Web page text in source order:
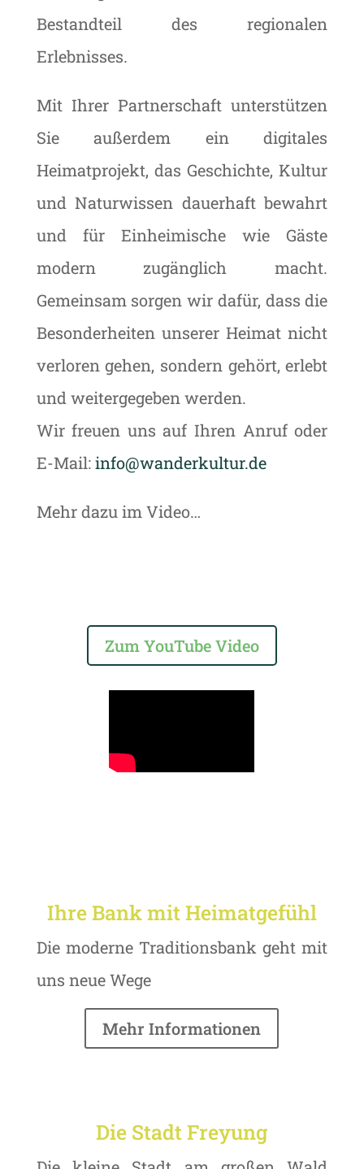
Bestandteil des regionalen
Erlebnisses.
Mit Ihrer Partnerschaft unterstützen
Sie außerdem ein digitales
Heimatprojekt, das Geschichte, Kultur
und Naturwissen dauerhaft bewahrt
und für Einheimische wie Gäste
modern zugänglich macht.
Gemeinsam sorgen wir dafür, dass die
Besonderheiten unserer Heimat nicht
verloren gehen, sondern gehört, erlebt
und weitergegeben werden.
Wir freuen uns auf Ihren Anruf oder
E-Mail:info@wanderkultur.de
Mehr dazu im Video…
Zum YouTube Video
Ihre Bank mit Heimatgefühl
Die moderne Traditionsbank geht mit
uns neue Wege
Mehr Informationen
Die Stadt Freyung